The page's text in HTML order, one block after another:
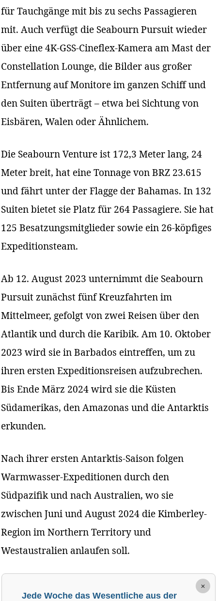
für Tauchgänge mit bis zu sechs Passagieren
mit. Auch verfügt die Seabourn Pursuit wieder
über eine 4K-GSS-Cineflex-Kamera am Mast der
Constellation Lounge, die Bilder aus großer
Entfernung auf Monitore im ganzen Schiff und
den Suiten überträgt – etwa bei Sichtung von
Eisbären, Walen oder Ähnlichem.
Die Seabourn Venture ist 172,3 Meter lang, 24
Meter breit, hat eine Tonnage von BRZ 23.615
und fährt unter der Flagge der Bahamas. In 132
Suiten bietet sie Platz für 264 Passagiere. Sie hat
125 Besatzungsmitglieder sowie ein 26-köpfiges
Expeditionsteam.
Ab 12. August 2023 unternimmt die Seabourn
Pursuit zunächst fünf Kreuzfahrten im
Mittelmeer, gefolgt von zwei Reisen über den
Atlantik und durch die Karibik. Am 10. Oktober
2023 wird sie in Barbados eintreffen, um zu
ihren ersten Expeditionsreisen aufzubrechen.
Bis Ende März 2024 wird sie die Küsten
Südamerikas, den Amazonas und die Antarktis
erkunden.
Nach ihrer ersten Antarktis-Saison folgen
Warmwasser-Expeditionen durch den
Südpazifik und nach Australien, wo sie
zwischen Juni und August 2024 die Kimberley-
Region im Northern Territory und
Westaustralien anlaufen soll.
×
Jede Woche das Wesentliche aus der